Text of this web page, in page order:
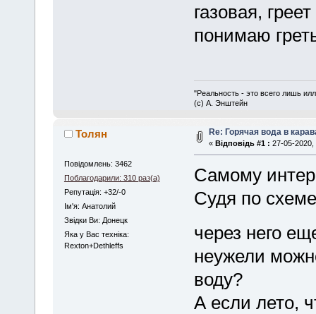
газовая,
понимаю
"Реальность - это всего лишь
(с) А. Энштейн
Толян
Повідомлень: 3462
Поблагодарили: 310 раз(а)
Репутація: +32/-0
Iм'я: Анатолий
Звідки Ви: Донецк
Яка у Вас техніка:
Rexton+Dethleffs
Re: Горячая вода в
« Відповідь #1 : 27-05-2020,
Самому
Судя по
через него
неужели
воду?
А если лето,